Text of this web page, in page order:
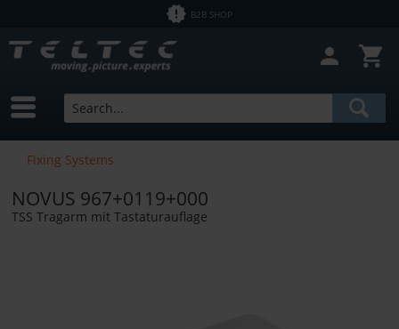
B2B SHOP
Fixing Systems
NOVUS 967+0119+000
TSS Tragarm mit Tastaturauflage